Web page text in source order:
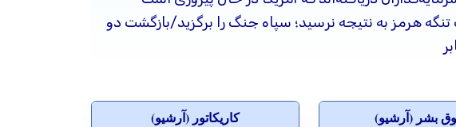
تنگه هرمز به نتیجه نرسید؛ سپاه جنگ را برگزید/بازگشت دو
بشر (آرشيو) کاريکاتور (آرشيو)